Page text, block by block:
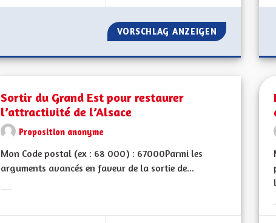
VORSCHLAG ANZEIGEN LIMITATION
Sortir du Grand Est pour restaurer
l’attractivité de l’Alsace
Proposition anonyme
Mon Code postal (ex : 68 000) : 67000Parmi les
arguments avancés en faveur de la sortie de...